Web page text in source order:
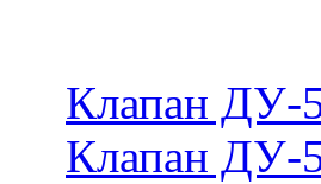
Клапан ДУ-
Клапан ДУ-